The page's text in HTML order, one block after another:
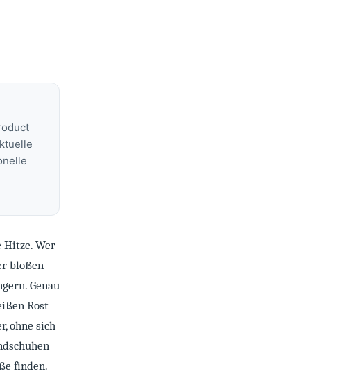
Hitze. Wer
bloßen
Genau
Rost
ohne sich
finden.